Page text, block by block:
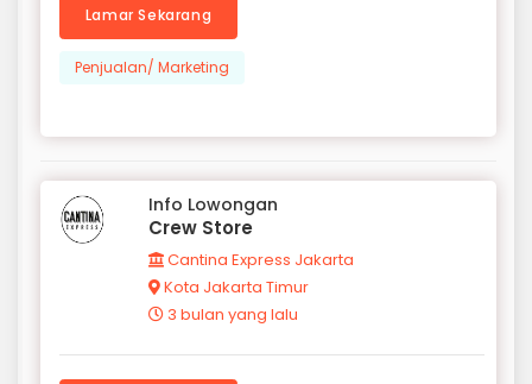
Lamar Sekarang
Penjualan/ Marketing
Info Lowongan
Crew Store
Cantina Express Jakarta
Kota Jakarta Timur
3 bulan yang lalu